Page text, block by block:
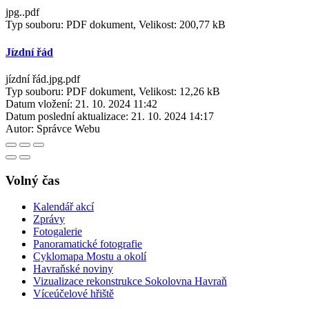
jpg..pdf
Typ souboru: PDF dokument, Velikost: 200,77 kB
Jízdní řád
jízdní řád.jpg.pdf
Typ souboru: PDF dokument, Velikost: 12,26 kB
Datum vložení: 21. 10. 2024 11:42
Datum poslední aktualizace: 21. 10. 2024 14:17
Autor: Správce Webu
Volný čas
Kalendář akcí
Zprávy
Fotogalerie
Panoramatické fotografie
Cyklomapa Mostu a okolí
Havraňské noviny
Vizualizace rekonstrukce Sokolovna Havraň
Víceúčelové hřiště